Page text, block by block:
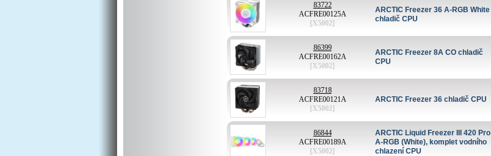
83722
ACFRE00125A
[X5002]
ARCTIC Freezer 36 A-RGB White
chladič CPU
86399
ACFRE00162A
[X5002]
ARCTIC Freezer 8A CO chladič
CPU
83718
ACFRE00121A
[X5002]
ARCTIC Freezer 36 chladič CPU
86844
ACFRE00189A
[X5002]
ARCTIC Liquid Freezer III 420 Pro
A-RGB (White), komplet vodního
chlazení CPU